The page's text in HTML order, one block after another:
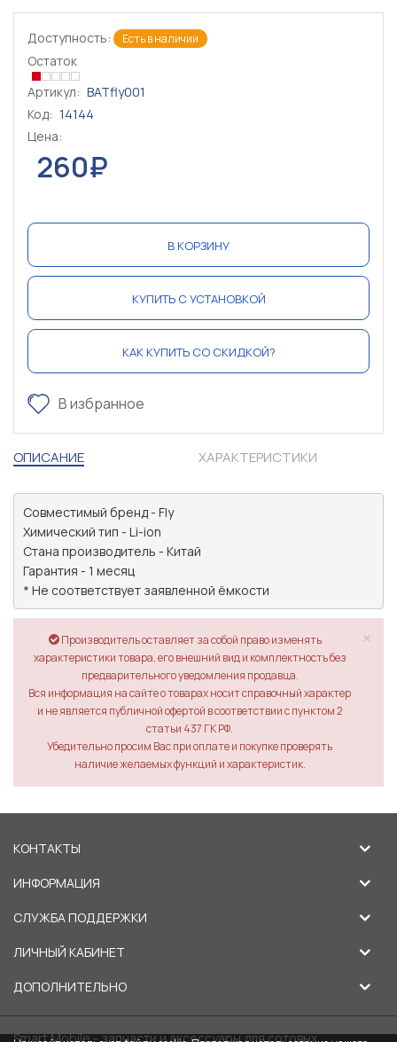
Доступность: Есть в наличии
Остаток
Артикул: BATfly001
Код: 14144
Цена:
260₽
В КОРЗИНУ
КУПИТЬ С УСТАНОВКОЙ
КАК КУПИТЬ СО СКИДКОЙ?
В избранное
ОПИСАНИЕ ХАРАКТЕРИСТИКИ
Совместимый бренд - Fly
Химический тип - Li-ion
Стана производитель - Китай
Гарантия - 1 месяц
* Не соответствует заявленной ёмкости
×
Производитель оставляет за собой право изменять
характеристики товара, его внешний вид и комплектность без
предварительного уведомления продавца.
Вся информация на сайте о товарах носит справочный характер
и не является публичной офертой в соответствии с пунктом 2
статьи 437 ГК РФ.
Убедительно просим Вас при оплате и покупке проверять
наличие желаемых функций и характеристик.
КОНТАКТЫ
ИНФОРМАЦИЯ
СЛУЖБА ПОДДЕРЖКИ
ЛИЧНЫЙ КАБИНЕТ
ДОПОЛНИТЕЛЬНО
Smart Mobile - запчасти и аксессуары для сотовых